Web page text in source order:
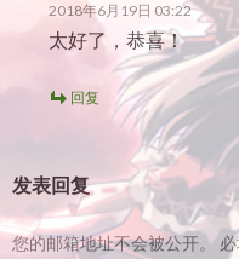
2018年6月19日 03:22
太好了，恭喜！
回复
发表回复
您的邮箱地址不会被公开。